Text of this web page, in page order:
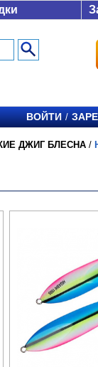
ВОЙТИ /
ДЖИГ БЛЕСНА /